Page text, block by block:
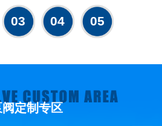
03 04 05
定制专区